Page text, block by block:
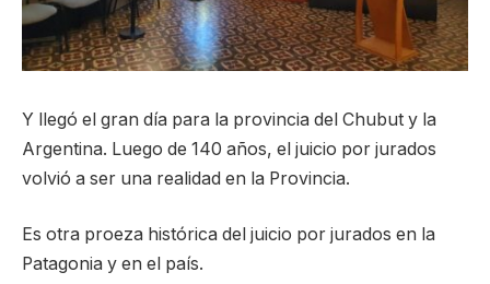
Y llegó el gran día para la provincia del Chubut y la
Argentina. Luego de 140 años, el juicio por jurados
volvió a ser una realidad en la Provincia.
Es otra proeza histórica del juicio por jurados en la
Patagonia y en el país.